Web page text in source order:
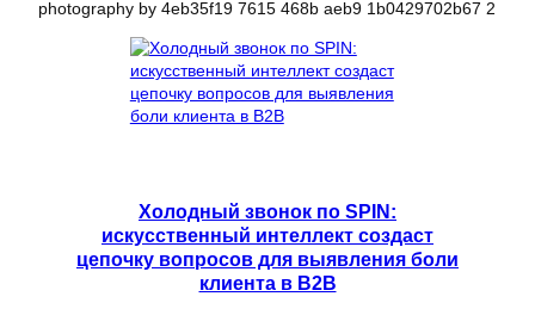
Холодный звонок по SPIN:
искусственный интеллект создаст
цепочку вопросов для выявления боли
клиента в B2B